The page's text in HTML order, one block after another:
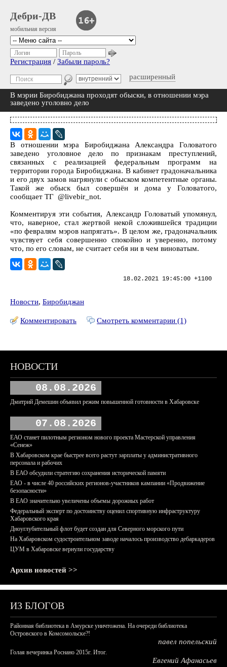
Дебри-ДВ
мобильная версия
расширенный
Логин Пароль
Регистрация / Забыли пароль?
В мэрии Биробиджана проходят обыски, в отношении мэра
заведено уголовно дело
В отношении мэра Биробиджана Александра Головатого
заведено уголовное дело по признакам преступлений,
связанных с реализацией федеральным программ на
территории города Биробиджана. В кабинет градоначальника
и его двух замов нагрянули с обыском компетентные органы.
Такой же обыск был совершён и дома у Головатого,
сообщает ТГ @livebir_not.
Комментируя эти события, Александр Головатый упомянул,
что, наверное, стал жертвой некой сложившейся традиции
«по февралям мэров напрягать». В целом же, градоначальник
чувствует себя совершенно спокойно и уверенно, потому
что, по его словам, не считает себя ни в чем виноватым.
18.02.2021 19:45:00 +1100
Новости, Биробиджан
Комментировать Смотреть комментарии (1)
НОВОСТИ
08.08.2026
Дмитрий Демешин объявил режим повышенной готовности в Хабаровске
07.08.2026
ЕАО станет пилотным регионом нового проекта Мастерской управления
«Сенеж»
В Хабаровском крае быстрее всего растут зарплаты у административного
персонала и рабочих
В ЕАО обсудили стратегию сохранения исторической памяти
ЕАО - в числе 40 российских регионов-участников кампании «Продвижение
безопасности»
В ЕАО значительно увеличены объемы дорожных работ
Федеральный эксперт по достоинству оценил спортивную инфраструктуру
Хабаровского края
Дноуглубительный флот будет создан для Северного морского пути
На Хабаровском судостроительном заводе началось производство дебаркадеров
ЦУМ в Хабаровске вернули государству
Архив новостей >>
ИЗ БЛОГОВ
Районная библиотека в Амурске уничтожена. На очереди библиотека
Островского в Комсомольске?!
павел попельский
Голая вечеринка Роснано 2015г. Итог.
Евгений Афанасьев